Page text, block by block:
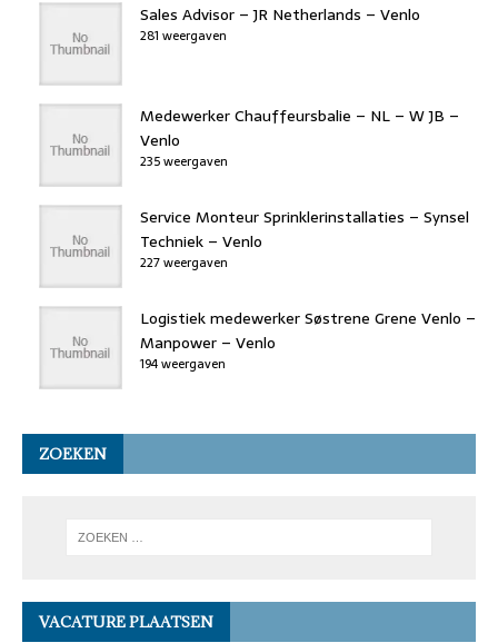
Sales Advisor – JR Netherlands – Venlo
281 weergaven
Medewerker Chauffeursbalie – NL – W JB –
Venlo
235 weergaven
Service Monteur Sprinklerinstallaties – Synsel
Techniek – Venlo
227 weergaven
Logistiek medewerker Søstrene Grene Venlo –
Manpower – Venlo
194 weergaven
ZOEKEN
VACATURE PLAATSEN